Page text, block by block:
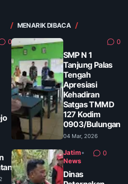
0
MENARIK DIBACA
0
SMP N 1
Tanjung Palas
Tengah
Apresiasi
Kehadiran
Satgas TMMD
127 Kodim
0903/Bulungan
04 Mar, 2026
Jatim•
News
0
Dinas